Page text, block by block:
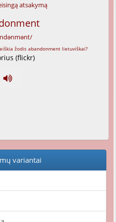
atsakymą
(flickr)
variantai